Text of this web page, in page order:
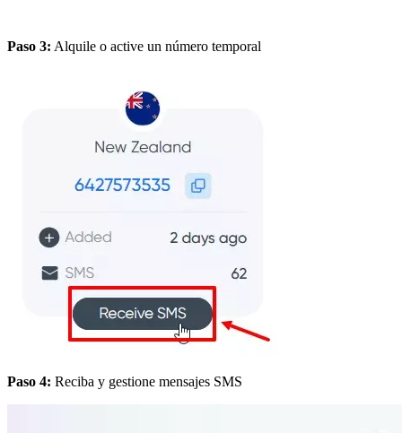
Paso 3: Alquile o active un número temporal
Paso 4: Reciba y gestione mensajes SMS